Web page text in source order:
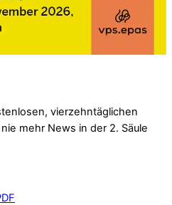
vierzehntäglichen
mehr News in der 2. Säule